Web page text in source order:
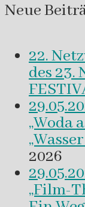
Neue
22.
des 23.
„Woda
2026
„Film-